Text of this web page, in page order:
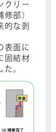
クリー
修部）
的な剥
表面に
固結材
。